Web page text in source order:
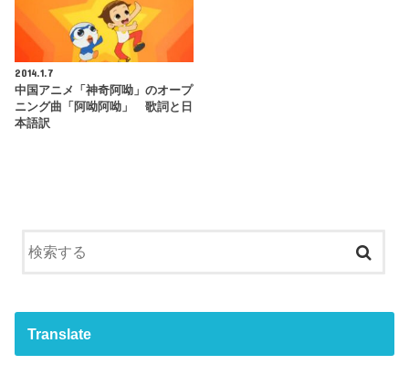
2014.1.7
中国アニメ「神奇阿呦」のオープ
ニング曲「阿呦阿呦」 歌詞と日
本語訳
Translate